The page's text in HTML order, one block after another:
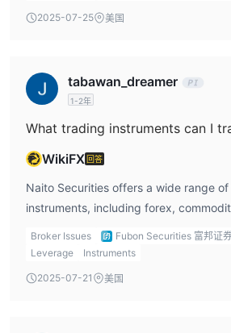
consignment trading fees, in
demo account, which could deter
the platform. For naito account
demo account is a notable limitation,
2025-07-25 美国
tabawan_dreamer
1-2年
WikiFX 回答
Naito Securities offers a wide range
instruments, including forex,
bonds, ETFs, and REITs. These assets
markets, including Japan, China, and
For nait account holders, this variety is
Broker Issues Fubon Securities 富邦证
Leverage
Instruments
2025-07-21 美国